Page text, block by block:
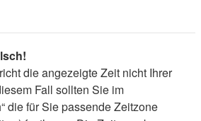
die angezeigte Zeit nicht Ihrer
Fall sollten Sie im
die für Sie passende Zeitzone